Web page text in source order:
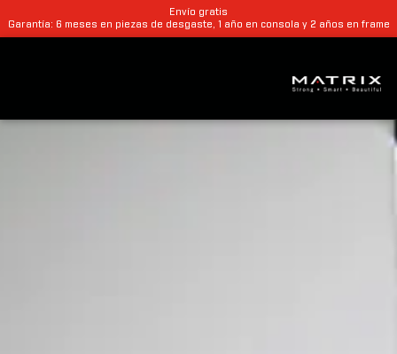
Envío gratis
Garantía: 6 meses en piezas de desgaste, 1 año en consola y 2 años en frame